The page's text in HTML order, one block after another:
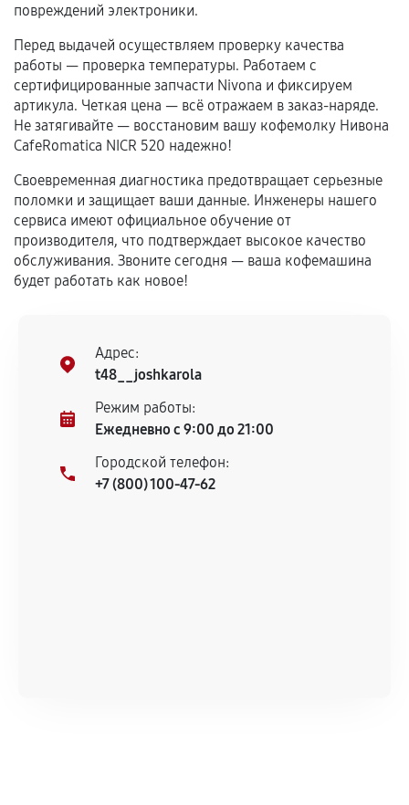
Если комплектующие куплены
самостоятельно
Гарантия на выполненные работы может
сохраняться полностью или частично, если
соблюдены следующие условия:
техническим параметрам и не имеют внешних
дефектов.
Установка была выполнена нашим сервисным
центром.
При этом гарантия на сами комплектующие
сервисный центр ответственности не несет.
повреждений электроники.
Перед выдачей осуществляем проверку качества
работы — проверка температуры. Работаем с
сертифицированные запчасти Nivona и фиксируем
артикула. Четкая цена — всё отражаем в заказ-наряде.
Не затягивайте — восстановим вашу кофемолку Нивона
CafeRomatica NICR 520 надежно!
Своевременная диагностика предотвращает серьезные
поломки и защищает ваши данные. Инженеры нашего
сервиса имеют официальное обучение от
производителя, что подтверждает высокое качество
обслуживания. Звоните сегодня — ваша кофемашина
будет работать как новое!
Адрес:
t48__joshkarola
Режим работы:
Ежедневно с 9:00 до 21:00
Городской телефон:
+7 (800) 100-47-62